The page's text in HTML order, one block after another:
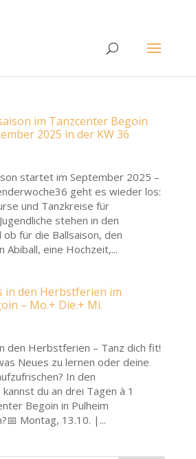
im Tanzcenter Begoin
2025 in der KW 36
startet im September 2025 –
geht es wieder los:
und Tanzkreise für
stehen in den
ob für die Ballsaison, den
Abiball, eine Hochzeit,...
in den Herbstferien im
– Mo.+ Die.+ Mi.
den Herbstferien – Tanz dich fit!
Neues zu lernen oder deine
In den
du an drei Tagen à 1
Begoin in Pulheim
Montag, 13.10. |...